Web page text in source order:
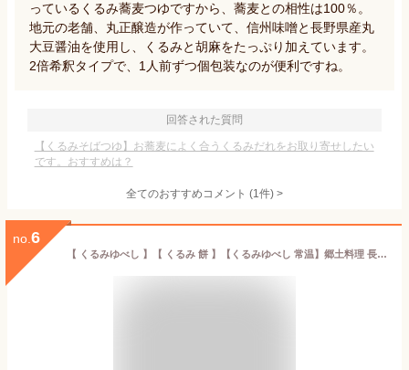
っているくるみ蕎麦つゆですから、蕎麦との相性は100％。
地元の老舗、丸正醸造が作っていて、信州味噌と長野県産丸
大豆醤油を使用し、くるみと胡麻をたっぷり加えています。
2倍希釈タイプで、1人前ずつ個包装なのが便利ですね。
回答された質問
【くるみそばつゆ】お蕎麦によく合うくるみだれをお取り寄せしたい
です。おすすめは？
全てのおすすめコメント (1件) >
no. 6
【 くるみゆべし 】【 くるみ 餅 】【くるみゆべし 常温】郷土料理 長野みやげ 信州みやげ 伝統菓子 和菓子 10個入り 袋 個包装 長野 信州 【くるみゆべし 信州】 クルミゆべし ※冷蔵 不可